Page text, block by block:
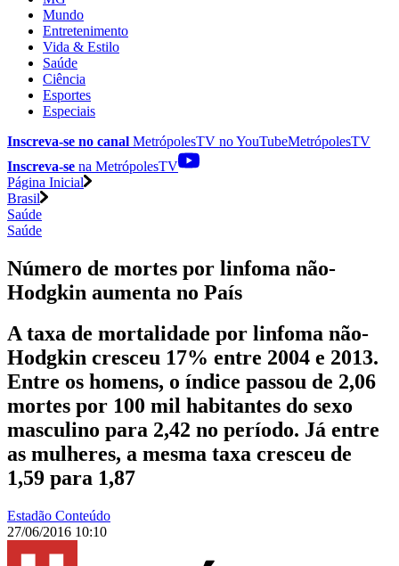
Mundo
Entretenimento
Vida & Estilo
Saúde
Ciência
Esportes
Especiais
Inscreva-se no canal MetrópolesTV noYouTubeMetrópolesTV
Inscreva-se na MetrópolesTV
Página Inicial
Brasil
Saúde
Saúde
Número de mortes por linfoma não-
Hodgkin aumenta no País
A taxa de mortalidade por linfoma não-
Hodgkin cresceu 17% entre 2004 e 2013.
Entre os homens, o índice passou de 2,06
mortes por 100 mil habitantes do sexo
masculino para 2,42 no período. Já entre
as mulheres, a mesma taxa cresceu de
1,59 para 1,87
Estadão Conteúdo
27/06/2016 10:10